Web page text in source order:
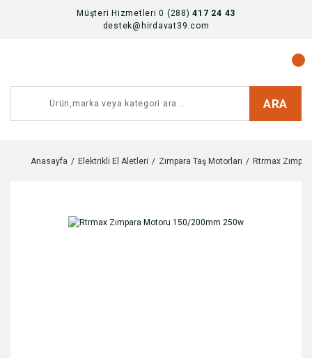
Müşteri Hizmetleri 0 (288)417 24 43
destek@hirdavat39.com
ARA
Anasayfa Elektrikli El Aletleri Zımpara Taş Motorları Rtrmax